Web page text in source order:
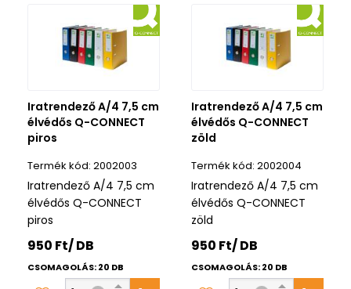
Iratrendező A/4 7,5 cm
élvédős Q-CONNECT
piros
2002003
Iratrendező A/4 7,5 cm
élvédős Q-CONNECT
piros
950 Ft/ DB
CSOMAGOLÁS: 20 DB
Iratrendező A/4 7,5 cm
élvédős Q-CONNECT
zöld
2002004
Iratrendező A/4 7,5 cm
élvédős Q-CONNECT
zöld
950 Ft/ DB
CSOMAGOLÁS: 20 DB